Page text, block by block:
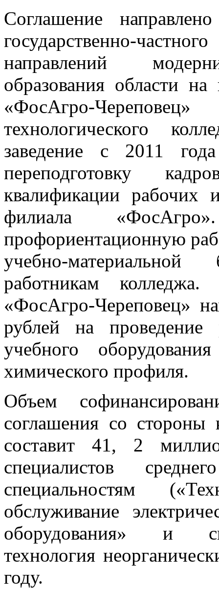
Соглашение
государственно-
направлений
образования области
«ФосАгро-
технологического
заведение с 2011
переподготовку
квалификации рабочих
филиала
профориентационную
учебно-
работникам
«ФосАгро-Череповец»
рублей на
учебного
химического профиля.
Объем
соглашения со
составит 41, 2
специалистов
специальностям
обслуживание
оборудования» и
технология
году.